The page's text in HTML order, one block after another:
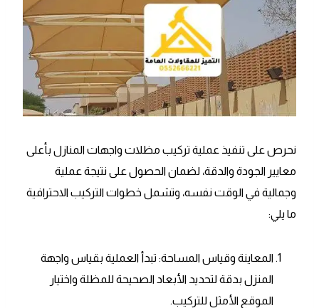
نحرص على تنفيذ عملية تركيب مظلات واجهات المنازل بأعلى
معايير الجودة والدقة، لضمان الحصول على نتيجة عملية
وجمالية في الوقت نفسه، وتشمل خطوات التركيب الاحترافية
ما يلي:
المعاينة وقياس المساحة: تبدأ العملية بقياس واجهة
المنزل بدقة لتحديد الأبعاد الصحيحة للمظلة واختيار
الموقع الأمثل للتركيب.